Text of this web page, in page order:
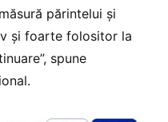
părintelui și
și foarte folositor la
spune